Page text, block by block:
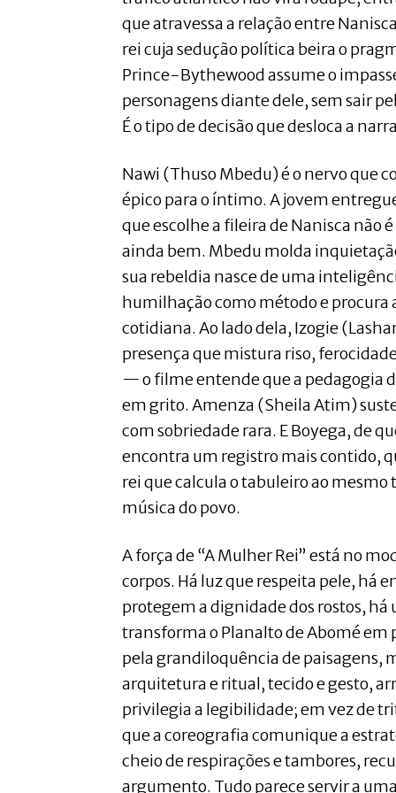
que atravessa a relação entre
rei cuja sedução política beira o
Prince-Bythewood assume o
personagens diante dele, sem sair
É o tipo de decisão que desloca a
Nawi (Thuso Mbedu) é o nervo que
épico para o íntimo. A jovem
que escolhe a fileira de Nanisca não
ainda bem. Mbedu molda
sua rebeldia nasce de uma
humilhação como método e procura
cotidiana. Ao lado dela, Izogie
presença que mistura riso,
— o filme entende que a pedagogia
em grito. Amenza (Sheila Atim)
com sobriedade rara. E Boyega, de
encontra um registro mais contido,
rei que calcula o tabuleiro ao mesmo
música do povo.
A força de “A Mulher Rei” está no
corpos. Há luz que respeita pele, há
protegem a dignidade dos rostos, há
transforma o Planalto de Abomé
pela grandiloquência de paisagens,
arquitetura e ritual, tecido e gesto,
privilegia a legibilidade; em vez de
que a coreografia comunique a
cheio de respirações e tambores,
argumento. Tudo parece servir a